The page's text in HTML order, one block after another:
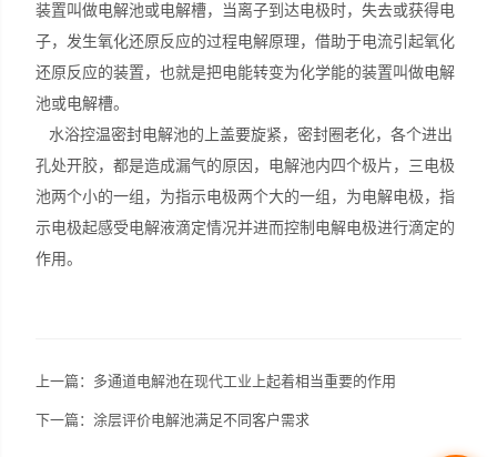
装置叫做电解池或电解槽，当离子到达电极时，失去或获得电
子，发生氧化还原反应的过程电解原理，借助于电流引起氧化
还原反应的装置，也就是把电能转变为化学能的装置叫做电解
池或电解槽。
水浴控温密封电解池的上盖要旋紧，密封圈老化，各个进出
孔处开胶，都是造成漏气的原因，电解池内四个极片，三电极
池两个小的一组，为指示电极两个大的一组，为电解电极，指
示电极起感受电解液滴定情况并进而控制电解电极进行滴定的
作用。
上一篇： 多通道电解池在现代工业上起着相当重要的作用
下一篇：涂层评价电解池满足不同客户需求